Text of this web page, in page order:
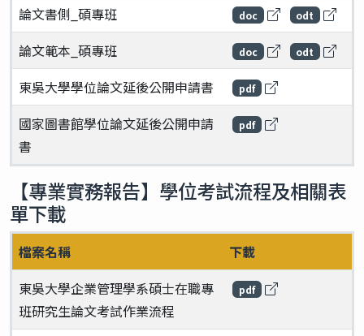
論文書側_碩專班 doc odt
論文範本_碩專班 doc odt
東吳大學學位論文延後公開申請書 pdf
國家圖書館學位論文延後公開申請
書
pdf
【專業實務報告】學位考試流程及相關表
單下載
檔案名稱
下載
東吳大學企業管理學系碩士在職專
班研究生論文考試作業流程
pdf